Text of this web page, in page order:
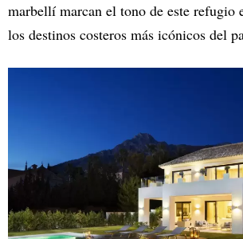
marbellí marcan el tono de este refugio
los destinos costeros más icónicos del